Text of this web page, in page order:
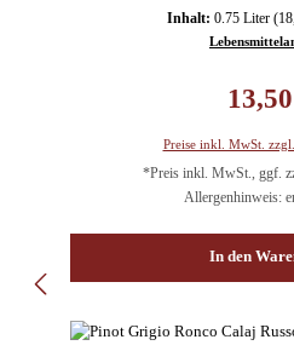
Inhalt: 0.75 Liter
Preise inkl. MwSt.
*Preis inkl. MwSt., ggf.
Allergenhinweis:
In den